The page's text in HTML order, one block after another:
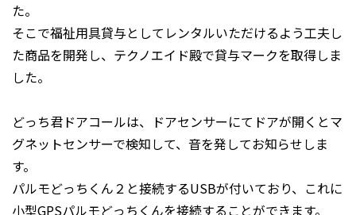
た。
そこで福祉用具貸与としてレンタルいただけるよう工夫し
た商品を開発し、テクノエイド殿で貸与マークを取得しま
した。
どっち君ドアコールは、ドアセンサーにてドアが開くとマ
グネットセンサーで検知して、音を発してお知らせしま
す。
パルモどっちくん２と接続するUSBが付いており、これに
小型GPSパルモどっちくんを接続することができます。